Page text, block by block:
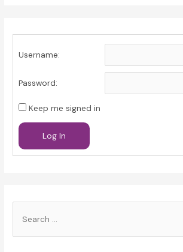
Username:
Password:
Keep me signed in
Log In